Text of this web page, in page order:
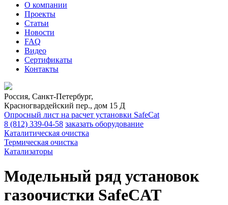
О компании
Проекты
Статьи
Новости
FAQ
Видео
Сертификаты
Контакты
Россия, Санкт-Петербург,
Красногвардейский пер., дом 15 Д
Опросный лист на расчет установки SafeCat
8 (812) 339-04-58 заказать оборудование
Каталитическая очистка
Термическая очистка
Катализаторы
Модельный ряд установок
газоочистки SafeCAT